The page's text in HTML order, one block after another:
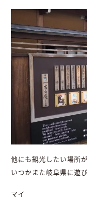
他にも観光したい場所
いつかまた岐阜県に遊
マイ